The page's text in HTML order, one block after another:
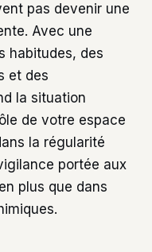
pas devenir une
Avec une
habitudes, des
et des
la situation
de votre espace
la régularité
portée aux
plus que dans